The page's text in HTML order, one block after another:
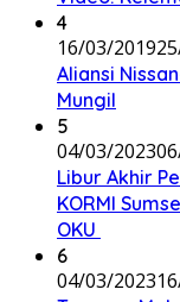
4
16/03/2019
Aliansi
Mungil
5
04/03/2023
Libur Akhir
KORMI
OKU
6
04/03/2023